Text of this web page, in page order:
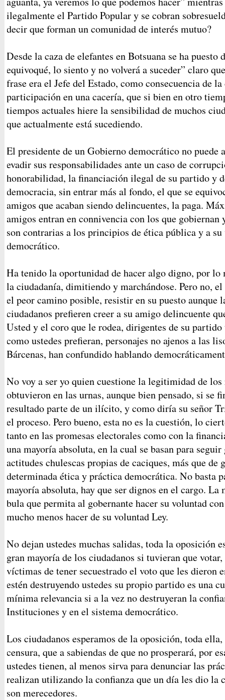
ilegalmente el Partido Popular y se cobran
decir que forman un comunidad de interés mutuo?
Desde la caza de elefantes en Botsuana se ha puesto
equivoqué, lo siento y no volverá a suceder” claro
frase era el Jefe del Estado, como consecuencia de
participación en una cacería, que si bien en otro
tiempos actuales hiere la sensibilidad de muchos
que actualmente está sucediendo.
El presidente de un Gobierno democrático no puede
evadir sus responsabilidades ante un caso de
honorabilidad, la financiación ilegal de su partido y
democracia, sin entrar más al fondo, el que se
amigos que acaban siendo delincuentes, la paga.
amigos entran en connivencia con los que gobiernan
son contrarias a los principios de ética pública y a
democrático.
Ha tenido la oportunidad de hacer algo digno, por lo
la ciudadanía, dimitiendo y marchándose. Pero no,
el peor camino posible, resistir en su puesto aunque
ciudadanos prefieren creer a su amigo delincuente
Usted y el coro que le rodea, dirigentes de su
como ustedes prefieran, personajes no ajenos a las
Bárcenas, han confundido hablando
No voy a ser yo quien cuestione la legitimidad de los
obtuvieron en las urnas, aunque bien pensado, si se
resultado parte de un ilícito, y como diría su señor
el proceso. Pero bueno, esta no es la cuestión, lo
tanto en las promesas electorales como con la
una mayoría absoluta, en la cual se basan para
actitudes chulescas propias de caciques, más que de
determinada ética y práctica democrática. No basta
mayoría absoluta, hay que ser dignos en el cargo. La
bula que permita al gobernante hacer su voluntad
mucho menos hacer de su voluntad Ley.
No dejan ustedes muchas salidas, toda la oposición
gran mayoría de los ciudadanos si tuvieran que
víctimas de tener secuestrado el voto que les dieron
estén destruyendo ustedes su propio partido es una
mínima relevancia si a la vez no destruyeran la
Instituciones y en el sistema democrático.
Los ciudadanos esperamos de la oposición, toda
censura, que a sabiendas de que no prosperará, por
ustedes tienen, al menos sirva para denunciar las
realizan utilizando la confianza que un día les dio la
son merecedores.